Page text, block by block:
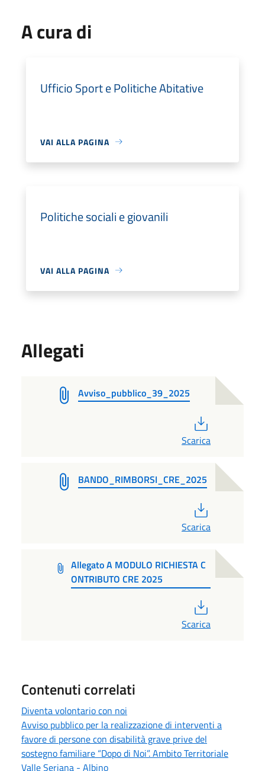
A cura di
Ufficio Sport e Politiche Abitative
VAI ALLA PAGINA
Politiche sociali e giovanili
VAI ALLA PAGINA
Allegati
Avviso_pubblico_39_2025
Scarica
BANDO_RIMBORSI_CRE_2025
Scarica
Allegato A MODULO RICHIESTA C
ONTRIBUTO CRE 2025
Scarica
Contenuti correlati
Diventa volontario con noi
Avviso pubblico per la realizzazione di interventi a
favore di persone con disabilità grave prive del
sostegno familiare “Dopo di Noi”. Ambito Territoriale
Valle Seriana - Albino